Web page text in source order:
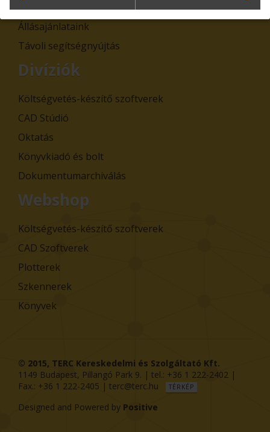
Hírek
Állásajánlataink
Távoli segítségnyújtás
Divíziók
Költségvetés-készítő szoftverek
CAD Stúdió
Oktatás
Könyvkiadó és bolt
Dokumentumarchiválás
Webshop
Költségvetés-készítő szoftverek
CAD Szoftverek
Plotterek
Szkennerek
Könyvek
© 2015, TERC Kereskedelmi és Szolgáltató Kft.
1149 Budapest, Pillangó Park 9. | tel.: +36 1 222-2402 |
Fax.: +36 1 222-2405 | terc@terc.hu TÉRKÉP
Designed and Powered by Positive